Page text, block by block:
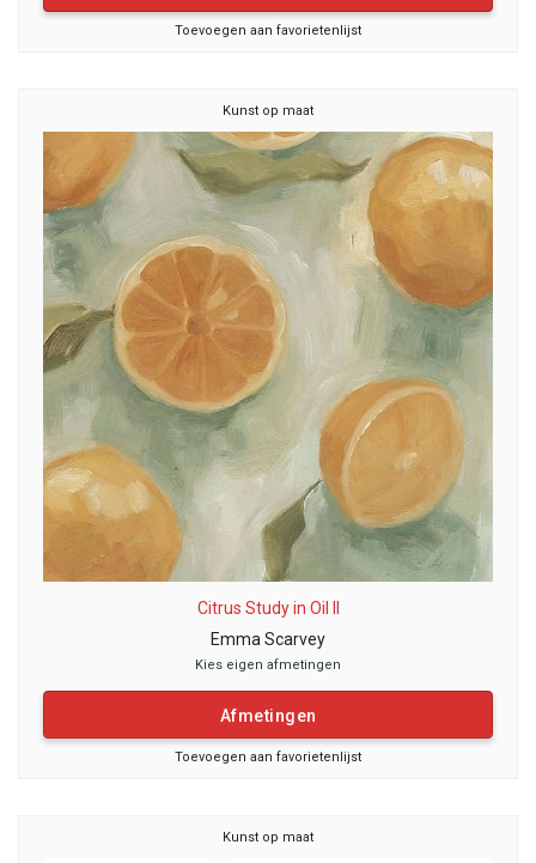
Toevoegen aan favorietenlijst
Kunst op maat
Citrus Study in Oil II
Emma Scarvey
Kies eigen afmetingen
Afmetingen
Toevoegen aan favorietenlijst
Kunst op maat